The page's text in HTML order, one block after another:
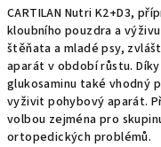
CARTILAN Nutri K2+D3,
kloubního pouzdra a
štěňata a mladé psy,
aparát v období růstu.
glukosaminu také vhodný
vyživit pohybový aparát.
volbou zejména pro
ortopedických problémů.